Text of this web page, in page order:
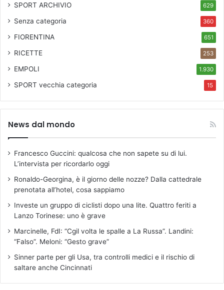
SPORT ARCHIVIO 629
Senza categoria 360
FIORENTINA 651
RICETTE 253
EMPOLI 1.930
SPORT vecchia categoria 15
News dal mondo
Francesco Guccini: qualcosa che non sapete su di lui.
L’intervista per ricordarlo oggi
Ronaldo-Georgina, è il giorno delle nozze? Dalla cattedrale
prenotata all’hotel, cosa sappiamo
Investe un gruppo di ciclisti dopo una lite. Quattro feriti a
Lanzo Torinese: uno è grave
Marcinelle, FdI: “Cgil volta le spalle a La Russa”. Landini:
“Falso”. Meloni: “Gesto grave”
Sinner parte per gli Usa, tra controlli medici e il rischio di
saltare anche Cincinnati